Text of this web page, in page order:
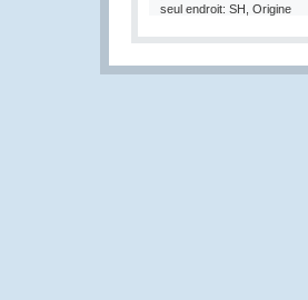
seul endroit: SH, Origine